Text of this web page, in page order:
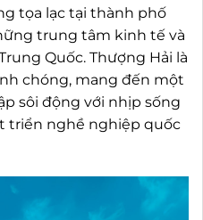
tọa lạc tại thành phố
trung tâm kinh tế và
Quốc. Thượng Hải là
chóng, mang đến một
sôi động với nhịp sống
triển nghề nghiệp quốc